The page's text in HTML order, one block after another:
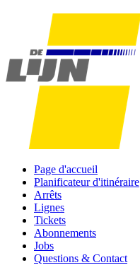
Page d'accueil
Planificateur d'itinéraire
Arrêts
Lignes
Tickets
Abonnements
Jobs
Questions & Contact